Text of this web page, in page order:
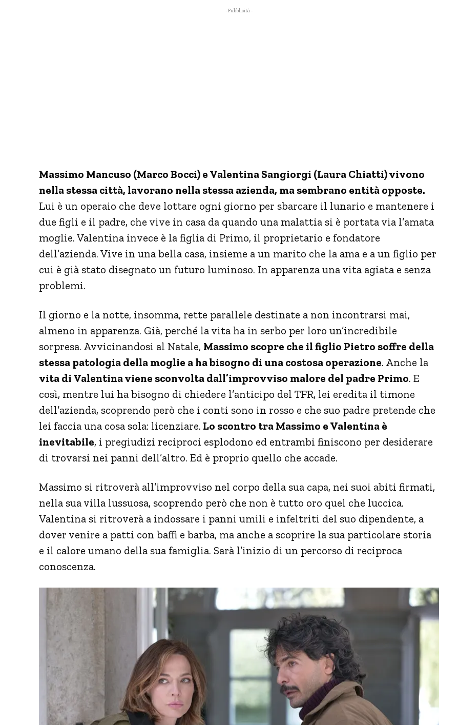
- Pubblicità -
Massimo Mancuso (Marco Bocci) e Valentina Sangiorgi (Laura Chiatti) vivono
nella stessa città, lavorano nella stessa azienda, ma sembrano entità opposte.
Lui è un operaio che deve lottare ogni giorno per sbarcare il lunario e mantenere i
due figli e il padre, che vive in casa da quando una malattia si è portata via l’amata
moglie. Valentina invece è la figlia di Primo, il proprietario e fondatore
dell’azienda. Vive in una bella casa, insieme a un marito che la ama e a un figlio per
cui è già stato disegnato un futuro luminoso. In apparenza una vita agiata e senza
problemi.
Il giorno e la notte, insomma, rette parallele destinate a non incontrarsi mai,
almeno in apparenza. Già, perché la vita ha in serbo per loro un’incredibile
sorpresa. Avvicinandosi al Natale, Massimo scopre che il figlio Pietro soffre della
stessa patologia della moglie a ha bisogno di una costosa operazione. Anche la
vita di Valentina viene sconvolta dall’improvviso malore del padre Primo. E
così, mentre lui ha bisogno di chiedere l’anticipo del TFR, lei eredita il timone
dell’azienda, scoprendo però che i conti sono in rosso e che suo padre pretende che
lei faccia una cosa sola: licenziare. Lo scontro tra Massimo e Valentina è
inevitabile, i pregiudizi reciproci esplodono ed entrambi finiscono per desiderare
di trovarsi nei panni dell’altro. Ed è proprio quello che accade.
Massimo si ritroverà all’improvviso nel corpo della sua capa, nei suoi abiti firmati,
nella sua villa lussuosa, scoprendo però che non è tutto oro quel che luccica.
Valentina si ritroverà a indossare i panni umili e infeltriti del suo dipendente, a
dover venire a patti con baffi e barba, ma anche a scoprire la sua particolare storia
e il calore umano della sua famiglia. Sarà l’inizio di un percorso di reciproca
conoscenza.